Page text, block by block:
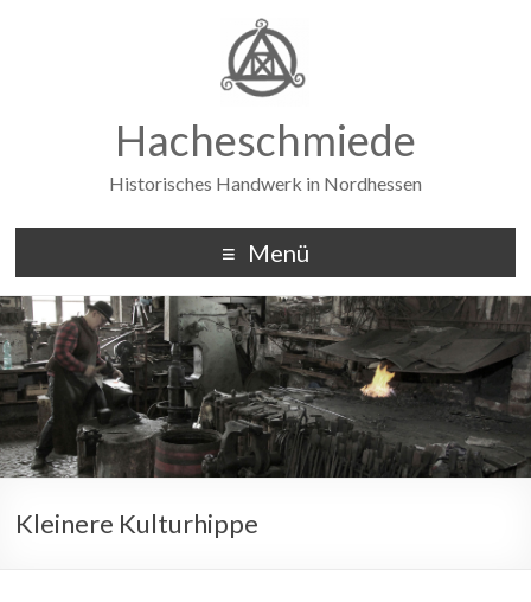
Hacheschmiede
Historisches Handwerk in Nordhessen
Menü
Kleinere Kulturhippe